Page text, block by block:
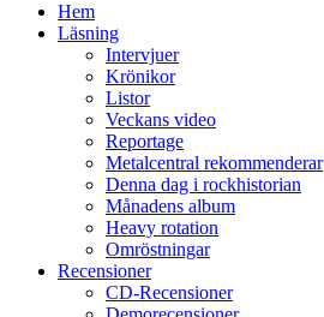
Hem
Läsning
Intervjuer
Krönikor
Listor
Veckans video
Reportage
Metalcentral rekommenderar
Denna dag i rockhistorian
Månadens album
Heavy rotation
Omröstningar
Recensioner
CD-Recensioner